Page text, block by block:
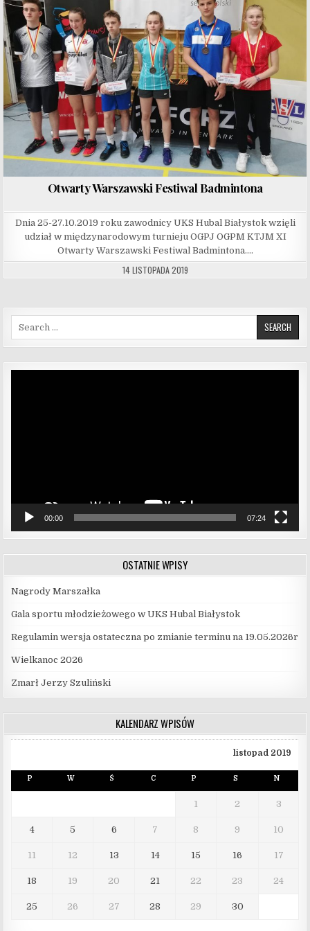
Otwarty Warszawski Festiwal Badmintona
Dnia 25-27.10.2019 roku zawodnicy UKS Hubal Białystok wzięli
udział w międzynarodowym turnieju OGPJ OGPM KTJM XI
Otwarty Warszawski Festiwal Badmintona….
14 LISTOPADA 2019
00:00 07:24
OSTATNIE WPISY
Nagrody Marszałka
Gala sportu młodzieżowego w UKS Hubal Białystok
Regulamin wersja ostateczna po zmianie terminu na 19.05.2026r
Wielkanoc 2026
Zmarł Jerzy Szuliński
KALENDARZ WPISÓW
listopad 2019
P W Ś C P S N
1 2 3
4 5 6 7 8 9 10
11 12 13 14 15 16 17
18 19 20 21 22 23 24
25 26 27 28 29 30